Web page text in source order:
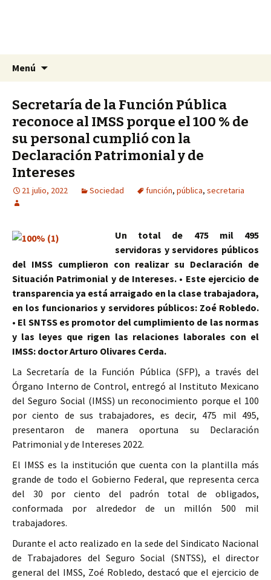
La Yunta de Tepic
La nueva opción en información
Menú
Secretaría de la Función Pública
reconoce al IMSS porque el 100 % de
su personal cumplió con la
Declaración Patrimonial y de
Intereses
21 julio, 2022 Sociedad función, pública, secretaria
Un total de 475 mil 495
servidoras y servidores públicos
del IMSS cumplieron con realizar su Declaración de
Situación Patrimonial y de Intereses. • Este ejercicio de
transparencia ya está arraigado en la clase trabajadora,
en los funcionarios y servidores públicos: Zoé Robledo.
• El SNTSS es promotor del cumplimiento de las normas
y las leyes que rigen las relaciones laborales con el
IMSS: doctor Arturo Olivares Cerda.
La Secretaría de la Función Pública (SFP), a través del
Órgano Interno de Control, entregó al Instituto Mexicano
del Seguro Social (IMSS) un reconocimiento porque el 100
por ciento de sus trabajadores, es decir, 475 mil 495,
presentaron de manera oportuna su Declaración
Patrimonial y de Intereses 2022.
El IMSS es la institución que cuenta con la plantilla más
grande de todo el Gobierno Federal, que representa cerca
del 30 por ciento del padrón total de obligados,
conformada por alrededor de un millón 500 mil
trabajadores.
Durante el acto realizado en la sede del Sindicato Nacional
de Trabajadores del Seguro Social (SNTSS), el director
general del IMSS, Zoé Robledo, destacó que el ejercicio de